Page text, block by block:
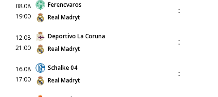
08.08
19:00
Ferencvaros
Real Madryt
:
12.08
21:00
Deportivo La Coruna
Real Madryt
:
16.08
17:00
Schalke 04
Real Madryt
: